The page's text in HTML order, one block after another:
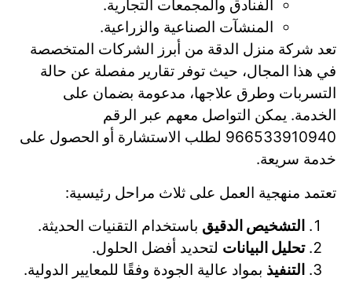
الفنادق والمجمعات التجارية.
المنشآت الصناعية والزراعية.
تعد شركة منزل الدقة من أبرز الشركات المتخصصة
في هذا المجال، حيث توفر تقارير مفصلة عن حالة
التسربات وطرق علاجها، مدعومة بضمان على
الخدمة. يمكن التواصل معهم عبر الرقم
966533910940 لطلب الاستشارة أو الحصول على
خدمة سريعة.
تعتمد منهجية العمل على ثلاث مراحل رئيسية:
التشخيص الدقيق باستخدام التقنيات الحديثة.
تحليل البيانات لتحديد أفضل الحلول.
التنفيذ بمواد عالية الجودة وفقًا للمعايير الدولية.